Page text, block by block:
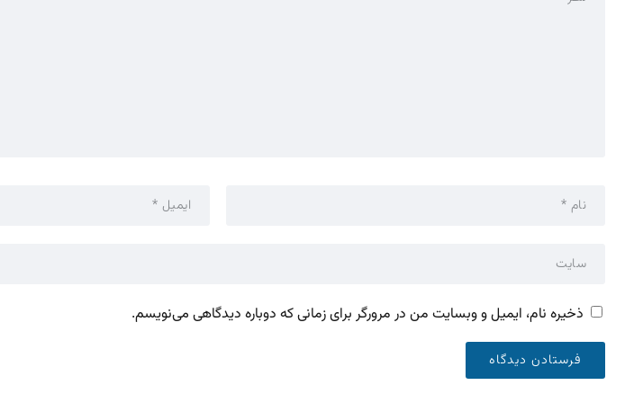
ذخیره نام، ایمیل و وبسایت من در مرورگر برای زمانی که دوباره دیدگاهی می‌نویسم.